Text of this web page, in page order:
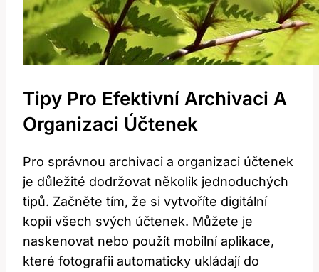
Tipy Pro Efektivní Archivaci A
Organizaci Účtenek
Pro správnou archivaci ⁤a organizaci⁣ účtenek
je důležité dodržovat několik jednoduchých
tipů. Začněte tím, že si vytvoříte digitální
⁣kopii všech ⁤svých účtenek. Můžete je
naskenovat nebo použít mobilní aplikace,
které fotografii ‌automaticky ukládají do